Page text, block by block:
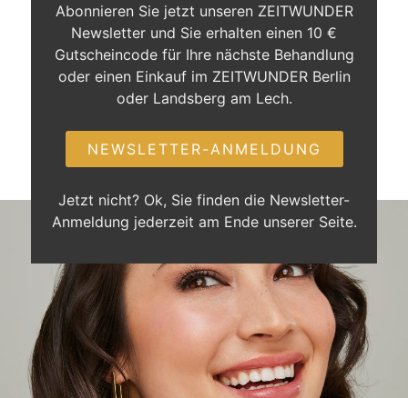
Zeta Jones schwören auf die Produkte von jane
iredale, sondern auch Dermatologen und
plastische Chirurgen empfehlen dessen
Anwendung.
Abonnieren Sie jetzt unseren ZEITWUNDER
Newsletter und Sie erhalten einen 10 €
Gutscheincode für Ihre nächste Behandlung
oder einen Einkauf im ZEITWUNDER Berlin
oder Landsberg am Lech.
NEWSLETTER-ANMELDUNG
Jetzt nicht? Ok, Sie finden die Newsletter-
Anmeldung jederzeit am Ende unserer Seite.